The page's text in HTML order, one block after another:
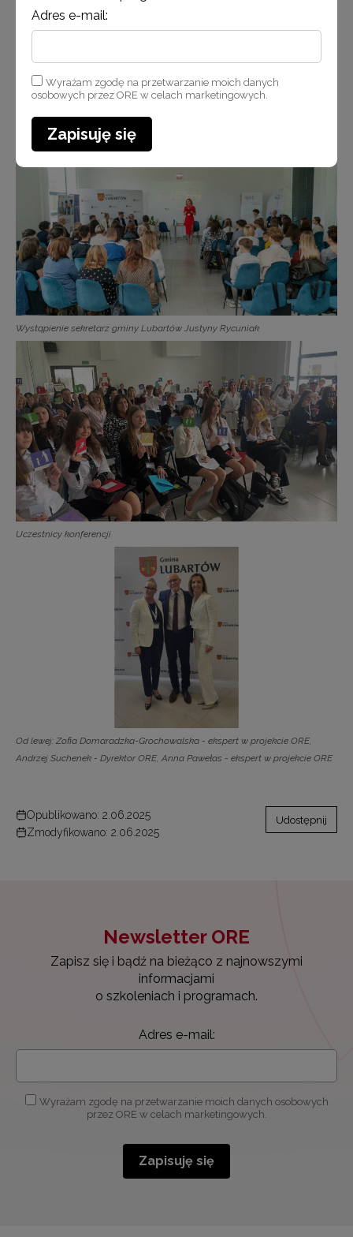
Wykład Zofii Domaradzkiej-Grochowalskiej
Wystąpienie sekretarz gminy Lubartów Justyny Rycuniak
Uczestnicy konferencji
Od lewej: Zofia Domaradzka-Grochowalska - ekspert w projekcie ORE,
Andrzej Suchenek - Dyrektor ORE, Anna Pawełas - ekspert w projekcie ORE
Opublikowano: 2.06.2025
Zmodyfikowano: 2.06.2025
Udostępnij
Newsletter ORE
Zapisz się i bądź na bieżąco z najnowszymi
informacjami
o szkoleniach i programach.
Adres e-mail:
Wyrażam zgodę na przetwarzanie moich danych osobowych
przez ORE w celach marketingowych.
Zapisuję się
Adres e-mail:
Wyrażam zgodę na przetwarzanie moich danych
osobowych przez ORE w celach marketingowych.
Zapisuję się